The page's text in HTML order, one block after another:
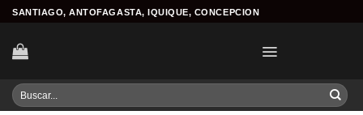
Skip
content
SANTIAGO, ANTOFAGASTA, IQUIQUE, CONCEPCION
Buscar
por: